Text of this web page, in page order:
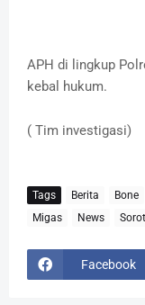
APH di lingkup
kebal hukum.
( Tim investigasi)
Tags Berita Bone
Migas
News Sorot
Facebook